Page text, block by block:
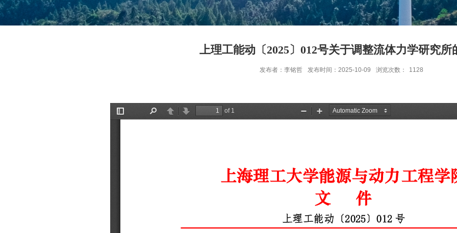
上理工能动〔2025〕012号关于调整流体力学研究所
发布者：李铭哲 发布时间：2025-10-09 浏览次数： 1128